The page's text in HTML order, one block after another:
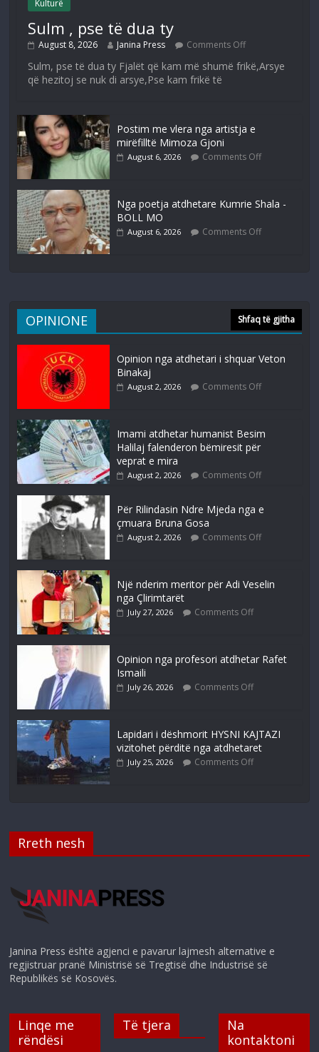
Kulturë
Sulm , pse të dua ty
August 8, 2026 Janina Press Comments Off
Sulm, pse të dua ty Fjalët që kam më shumë frikë,Arsye
që hezitoj se nuk di arsye,Pse kam frikë të
Postim me vlera nga artistja e
mirëfilltë Mimoza Gjoni
August 6, 2026 Comments Off
Nga poetja atdhetare Kumrie Shala -
BOLL MO
August 6, 2026 Comments Off
OPINIONE Shfaq të gjitha
Opinion nga atdhetari i shquar Veton
Binakaj
August 2, 2026 Comments Off
Imami atdhetar humanist Besim
Halilaj falenderon bëmiresit për
veprat e mira
August 2, 2026 Comments Off
Për Rilindasin Ndre Mjeda nga e
çmuara Bruna Gosa
August 2, 2026 Comments Off
Një nderim meritor për Adi Veselin
nga Çlirimtarët
July 27, 2026 Comments Off
Opinion nga profesori atdhetar Rafet
Ismaili
July 26, 2026 Comments Off
Lapidari i dëshmorit HYSNI KAJTAZI
vizitohet përditë nga atdhetaret
July 25, 2026 Comments Off
Rreth nesh
Janina Press është agjenci e pavarur lajmesh alternative e
regjistruar pranë Ministrisë së Tregtisë dhe Industrisë së
Republikës së Kosovës.
Linqe me
rëndësi
Të tjera
Na
kontaktoni